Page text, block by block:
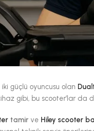
iki güçlü oyuncusu olan
gibi, bu scooter’lar
tamir ve Hiley scooter